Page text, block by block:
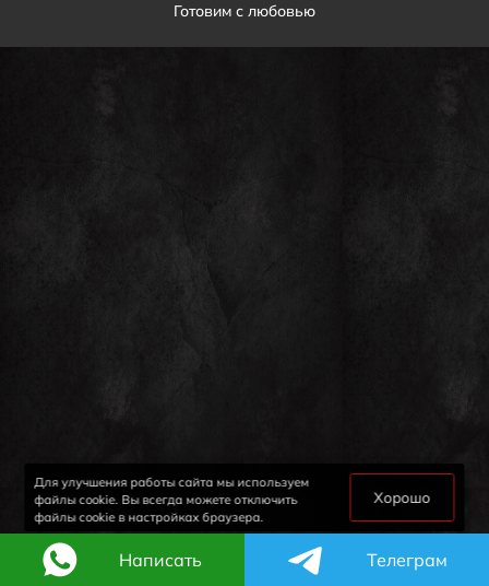
Готовим с любовью
Для улучшения работы сайта мы используем
файлы cookie. Вы всегда можете отключить
файлы cookie в настройках браузера.
Хорошо
Написать Телеграм